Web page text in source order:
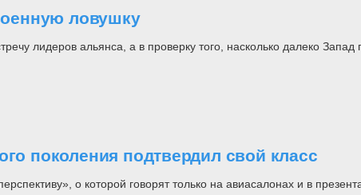
ловушку
лидеров альянса, а в проверку того, насколько далеко Запад
поколения подтвердил свой класс
о которой говорят только на авиасалонах и в